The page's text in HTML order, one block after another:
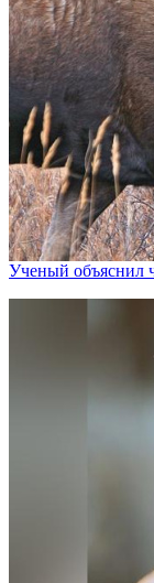
Ученый объяснил